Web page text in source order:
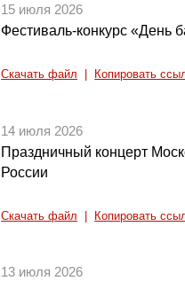
15 июля 2026
Фестиваль-конкурс «День
Скачать файл Копировать
14 июля 2026
Праздничный концерт
России
Скачать файл Копировать
13 июля 2026